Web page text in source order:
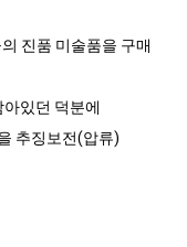
진품 미술품을 구매
있던 덕분에
추징보전(압류)